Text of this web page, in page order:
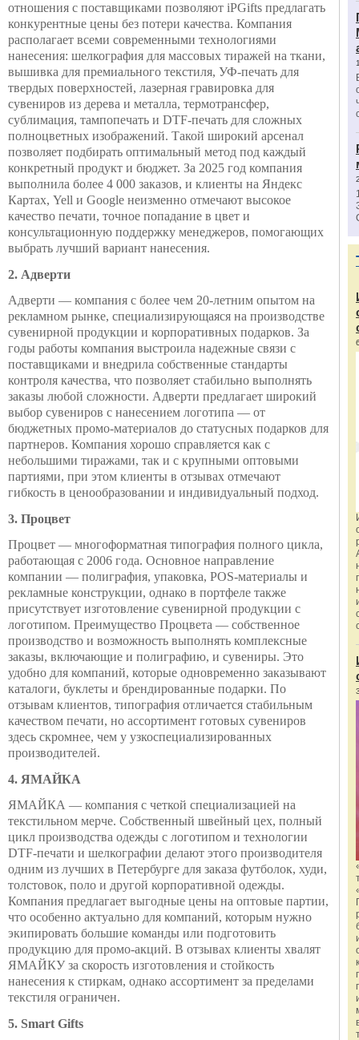
отношения с поставщиками позволяют iPGifts предлагать
конкурентные цены без потери качества. Компания
располагает всеми современными технологиями
нанесения: шелкография для массовых тиражей на ткани,
вышивка для премиального текстиля, УФ-печать для
твердых поверхностей, лазерная гравировка для
сувениров из дерева и металла, термотрансфер,
сублимация, тампопечать и DTF-печать для сложных
полноцветных изображений. Такой широкий арсенал
позволяет подбирать оптимальный метод под каждый
конкретный продукт и бюджет. За 2025 год компания
выполнила более 4 000 заказов, и клиенты на Яндекс
Картах, Yell и Google неизменно отмечают высокое
качество печати, точное попадание в цвет и
консультационную поддержку менеджеров, помогающих
выбрать лучший вариант нанесения.
2. Адверти
Адверти — компания с более чем 20-летним опытом на
рекламном рынке, специализирующаяся на производстве
сувенирной продукции и корпоративных подарков. За
годы работы компания выстроила надежные связи с
поставщиками и внедрила собственные стандарты
контроля качества, что позволяет стабильно выполнять
заказы любой сложности. Адверти предлагает широкий
выбор сувениров с нанесением логотипа — от
бюджетных промо-материалов до статусных подарков для
партнеров. Компания хорошо справляется как с
небольшими тиражами, так и с крупными оптовыми
партиями, при этом клиенты в отзывах отмечают
гибкость в ценообразовании и индивидуальный подход.
3. Процвет
Процвет — многоформатная типография полного цикла,
работающая с 2006 года. Основное направление
компании — полиграфия, упаковка, POS-материалы и
рекламные конструкции, однако в портфеле также
присутствует изготовление сувенирной продукции с
логотипом. Преимущество Процвета — собственное
производство и возможность выполнять комплексные
заказы, включающие и полиграфию, и сувениры. Это
удобно для компаний, которые одновременно заказывают
каталоги, буклеты и брендированные подарки. По
отзывам клиентов, типография отличается стабильным
качеством печати, но ассортимент готовых сувениров
здесь скромнее, чем у узкоспециализированных
производителей.
4. ЯМАЙКА
ЯМАЙКА — компания с четкой специализацией на
текстильном мерче. Собственный швейный цех, полный
цикл производства одежды с логотипом и технологии
DTF-печати и шелкографии делают этого производителя
одним из лучших в Петербурге для заказа футболок, худи,
толстовок, поло и другой корпоративной одежды.
Компания предлагает выгодные цены на оптовые партии,
что особенно актуально для компаний, которым нужно
экипировать большие команды или подготовить
продукцию для промо-акций. В отзывах клиенты хвалят
ЯМАЙКУ за скорость изготовления и стойкость
нанесения к стиркам, однако ассортимент за пределами
текстиля ограничен.
5. Smart Gifts